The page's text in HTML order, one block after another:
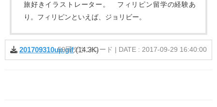
旅好きイラストレーター。 フィリピン留学の経験あ
り。フィリピンといえば、ジョリビー。
201709310up.gif(14.3K)
59回ダウンロード | DATE : 2017-09-29 16:40:00